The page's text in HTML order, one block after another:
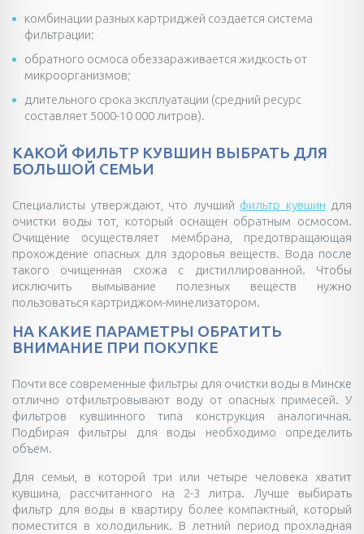
комбинации разных картриджей создается система
фильтрации;
обратного осмоса обеззараживается жидкость от
микроорганизмов;
длительного срока эксплуатации (средний ресурс
составляет 5000-10 000 литров).
КАКОЙ ФИЛЬТР КУВШИН ВЫБРАТЬ ДЛЯ
БОЛЬШОЙ СЕМЬИ
Специалисты утверждают, что лучший фильтр кувшин для
очистки воды тот, который оснащен обратным осмосом.
Очищение осуществляет мембрана, предотвращающая
прохождение опасных для здоровья веществ. Вода после
такого очищенная схожа с дистиллированной. Чтобы
исключить вымывание полезных веществ нужно
пользоваться картриджом-минелизатором.
НА КАКИЕ ПАРАМЕТРЫ ОБРАТИТЬ
ВНИМАНИЕ ПРИ ПОКУПКЕ
Почти все современные фильтры для очистки воды в Минске
отлично отфильтровывают воду от опасных примесей. У
фильтров кувшинного типа конструкция аналогичная.
Подбирая фильтры для воды необходимо определить
объем.
Для семьи, в которой три или четыре человека хватит
кувшина, рассчитанного на 2-3 литра. Лучше выбирать
фильтр для воды в квартиру более компактный, который
поместится в холодильник. В летний период прохладная